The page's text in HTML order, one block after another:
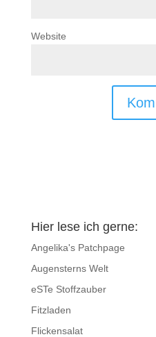
Website
Hier lese ich gerne:
Angelika's Patchpage
Augensterns Welt
eSTe Stoffzauber
Fitzladen
Flickensalat